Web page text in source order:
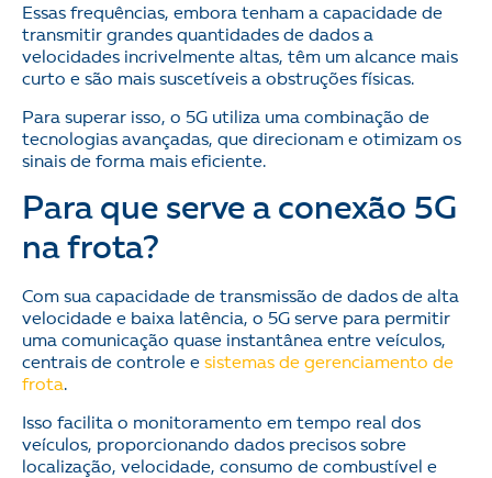
Essas frequências, embora tenham a capacidade de
transmitir grandes quantidades de dados a
velocidades incrivelmente altas, têm um alcance mais
curto e são mais suscetíveis a obstruções físicas.
Para superar isso, o 5G utiliza uma combinação de
tecnologias avançadas, que direcionam e otimizam os
sinais de forma mais eficiente.
Para que serve a conexão 5G
na frota?
Com sua capacidade de transmissão de dados de alta
velocidade e baixa latência, o 5G serve para permitir
uma comunicação quase instantânea entre veículos,
centrais de controle e sistemas de gerenciamento de
frota.
Isso facilita o monitoramento em tempo real dos
veículos, proporcionando dados precisos sobre
localização, velocidade, consumo de combustível e